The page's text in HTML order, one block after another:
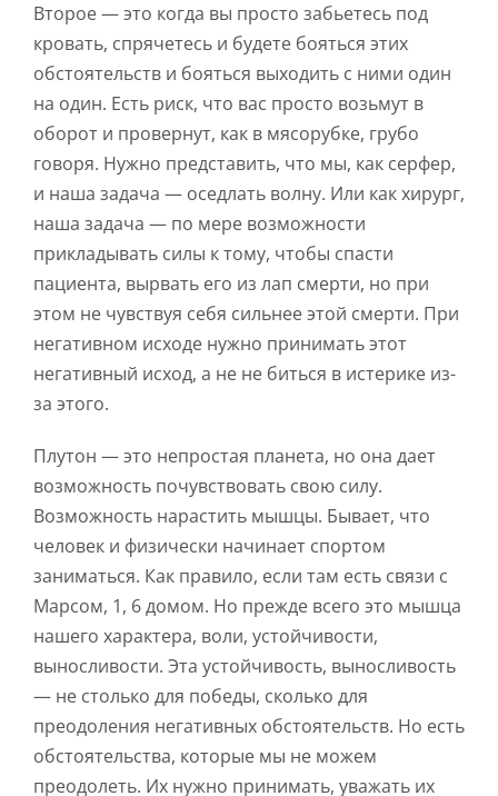
Второе — это когда вы просто забьетесь под
кровать, спрячетесь и будете бояться этих
обстоятельств и бояться выходить с ними один
на один. Есть риск, что вас просто возьмут в
оборот и провернут, как в мясорубке, грубо
говоря. Нужно представить, что мы, как серфер,
и наша задача — оседлать волну. Или как хирург,
наша задача — по мере возможности
прикладывать силы к тому, чтобы спасти
пациента, вырвать его из лап смерти, но при
этом не чувствуя себя сильнее этой смерти. При
негативном исходе нужно принимать этот
негативный исход, а не не биться в истерике из-
за этого.
Плутон — это непростая планета, но она дает
возможность почувствовать свою силу.
Возможность нарастить мышцы. Бывает, что
человек и физически начинает спортом
заниматься. Как правило, если там есть связи с
Марсом, 1, 6 домом. Но прежде всего это мышца
нашего характера, воли, устойчивости,
выносливости. Эта устойчивость, выносливость
— не столько для победы, сколько для
преодоления негативных обстоятельств. Но есть
обстоятельства, которые мы не можем
преодолеть. Их нужно принимать, уважать их